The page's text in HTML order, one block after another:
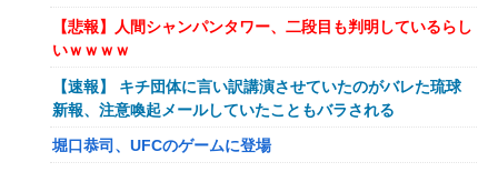
【画像】令和最新版のあのちゃん、可愛過ぎてワイらにブッ
刺さりまくりw w w w w w
【爆笑動画】ママさん「新しい洗濯機買って1発目に回した
らコレw」←こwれwはw w w w w w w w w w
岡田斗司夫「人間の本音としてブサイクを見たら不愉快にな
る。この責任をどうとるんだ」
【悲報】人間シャンパンタワー、二段目も判明しているらし
いｗｗｗｗ
【速報】 キチ団体に言い訳講演させていたのがバレた琉球
新報、注意喚起メールしていたこともバラされる
堀口恭司、UFCのゲームに登場